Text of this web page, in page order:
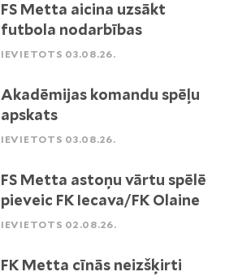
FS Metta aicina uzsākt
futbola nodarbības
IEVIETOTS 03.08.26.
Akadēmijas komandu spēļu
apskats
IEVIETOTS 03.08.26.
FS Metta astoņu vārtu spēlē
pieveic FK Iecava/FK Olaine
IEVIETOTS 02.08.26.
FK Metta cīnās neizšķirti